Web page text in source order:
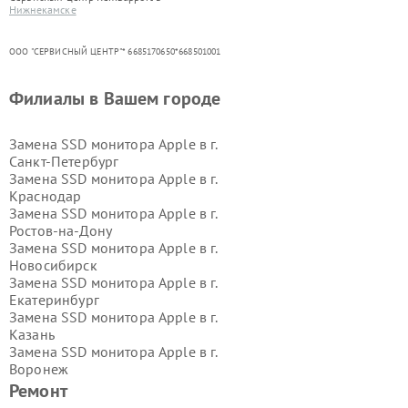
Нижнекамске
ООО "СЕРВИСНЫЙ ЦЕНТР"* 6685170650*668501001
Ремонт
Филиалы в Вашем городе
Замена SSD монитора Apple в г.
Санкт-Петербург
Замена SSD монитора Apple в г.
Краснодар
Замена SSD монитора Apple в г.
Ростов-на-Дону
Замена SSD монитора Apple в г.
Новосибирск
Замена SSD монитора Apple в г.
Екатеринбург
Замена SSD монитора Apple в г.
Казань
Замена SSD монитора Apple в г.
Воронеж
Замена SSD монитора Apple в г.